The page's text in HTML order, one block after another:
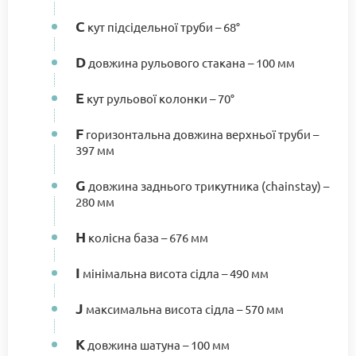
C кут підсідельної труби – 68°
D довжина рульового стакана – 100 мм
E кут рульової колонки – 70°
F горизонтальна довжина верхньої труби –
397 мм
G довжина заднього трикутника (chainstay) –
280 мм
H колісна база – 676 мм
I мінімальна висота сідла – 490 мм
J максимальна висота сідла – 570 мм
K довжина шатуна – 100 мм